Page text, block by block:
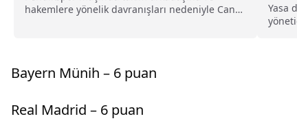
hakemlere yönelik davranışları nedeniyle Caner
Yasa
Bayern Münih – 6 puan
Real Madrid – 6 puan